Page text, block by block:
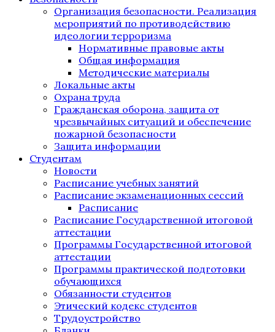
Организация безопасности. Реализация
мероприятий по противодействию
идеологии терроризма
Нормативные правовые акты
Общая информация
Методические материалы
Локальные акты
Охрана труда
Гражданская оборона, защита от
чрезвычайных ситуаций и обеспечение
пожарной безопасности
Защита информации
Студентам
Новости
Расписание учебных занятий
Расписание экзаменационных сессий
Расписание
Расписание Государственной итоговой
аттестации
Программы Государственной итоговой
аттестации
Программы практической подготовки
обучающихся
Обязанности студентов
Этический кодекс студентов
Трудоустройство